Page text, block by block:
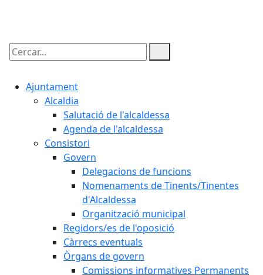
Cercar:
Ajuntament
Alcaldia
Salutació de l'alcaldessa
Agenda de l'alcaldessa
Consistori
Govern
Delegacions de funcions
Nomenaments de Tinents/Tinentes
d'Alcaldessa
Organització municipal
Regidors/es de l'oposició
Càrrecs eventuals
Òrgans de govern
Comissions informatives Permanents